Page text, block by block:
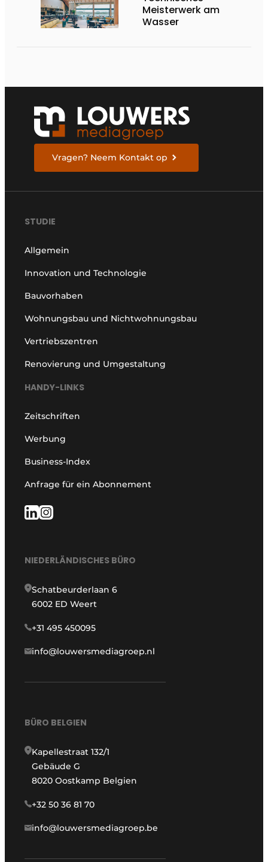
Meisterwerk am
Wasser
Vragen? Neem Kontakt op
STUDIE
Allgemein
Innovation und Technologie
Bauvorhaben
Wohnungsbau und Nichtwohnungsbau
Vertriebszentren
Renovierung und Umgestaltung
HANDY-LINKS
Zeitschriften
Werbung
Business-Index
Anfrage für ein Abonnement
NIEDERLÄNDISCHES BÜRO
Schatbeurderlaan 6
6002 ED Weert
+31 495 450095
info@louwersmediagroep.nl
BÜRO BELGIEN
Kapellestraat 132/1
Gebäude G
8020 Oostkamp Belgien
+32 50 36 81 70
info@louwersmediagroep.be